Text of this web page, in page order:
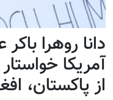
دانا روهرا
آمریکا
از پاکستان،